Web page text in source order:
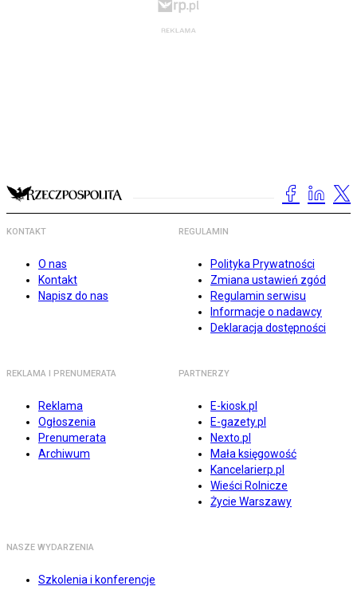
KONTAKT
O nas
Kontakt
Napisz do nas
REGULAMIN
Polityka Prywatności
Zmiana ustawień zgód
Regulamin serwisu
Informacje o nadawcy
Deklaracja dostępności
REKLAMA I PRENUMERATA
Reklama
Ogłoszenia
Prenumerata
Archiwum
PARTNERZY
E-kiosk.pl
E-gazety.pl
Nexto.pl
Mała księgowość
Kancelarierp.pl
Wieści Rolnicze
Życie Warszawy
NASZE WYDARZENIA
Szkolenia i konferencje